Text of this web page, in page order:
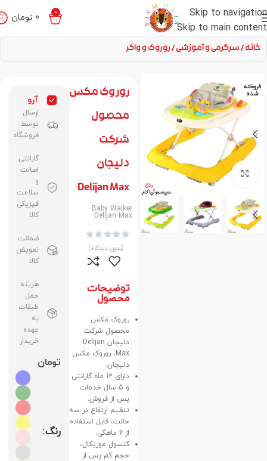
Skip to navigation
Skip to main content
0
0 تومان
خانه سرگرمی‌ و آموزشی روروک و واکر
فروخته
شده
برای بزرگنمایی کلیک کنید
روروک مکس
محصول
شرکت
دلیجان
Delijan Max
Baby Walker
Delijan Max





(بدون دیدگاه)
توضیحات
محصول
روروک مکس
محصول شرکت
دلیجان Delijan
Max، روروک مکس
دلیجان.
دارای 12 ماه گارانتی
و 5 سال خدمات
پس از فروش.
تنظیم ارتفاع در سه
حالت، قابل استفاده
از 6 ماهگی.
کنسول موزیکال،
حجم کم پس از
آرو
ارسال
توسط
فروشگاه
گارانتی
اصالت
و
سلامت
فیزیکی
کالا
ضمانت
تعویض
کالا
هزینه
حمل
طبقات
به
عهده
خریدار
تومان
رنگ